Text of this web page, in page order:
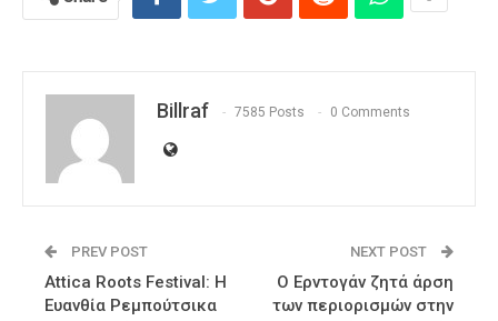
Billraf 7585 Posts 0 Comments
PREV POST
Attica Roots Festival: Η
Ευανθία Ρεμπούτσικα
NEXT POST
Ο Ερντογάν ζητά άρση
των περιορισμών στην